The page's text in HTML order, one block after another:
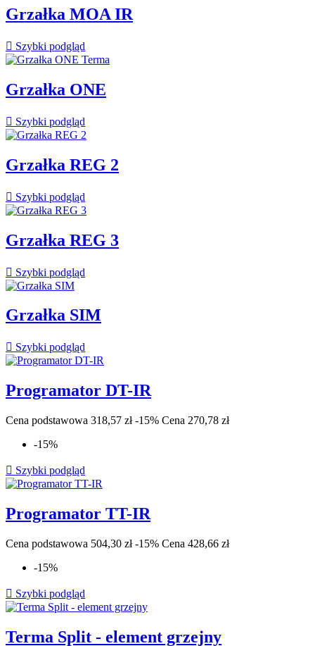
Grzałka MOA IR
 Szybki podgląd
Grzałka ONE
 Szybki podgląd
Grzałka REG 2
 Szybki podgląd
Grzałka REG 3
 Szybki podgląd
Grzałka SIM
 Szybki podgląd
Programator DT-IR
Cena podstawowa 318,57 zł -15% Cena 270,78 zł
-15%
 Szybki podgląd
Programator TT-IR
Cena podstawowa 504,30 zł -15% Cena 428,66 zł
-15%
 Szybki podgląd
Terma Split - element grzejny